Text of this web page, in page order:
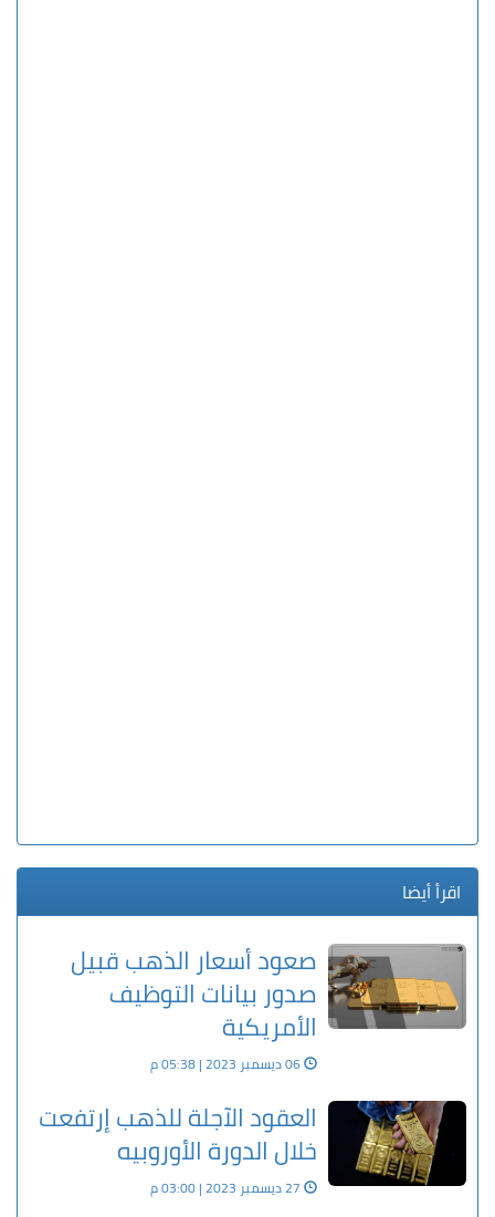
اقرأ أيضا
صعود أسعار الذهب قبيل
صدور بيانات التوظيف
الأمريكية
06 ديسمبر 2023 | 05:38 م
العقود الآجلة للذهب إرتفعت
خلال الدورة الأوروبيه